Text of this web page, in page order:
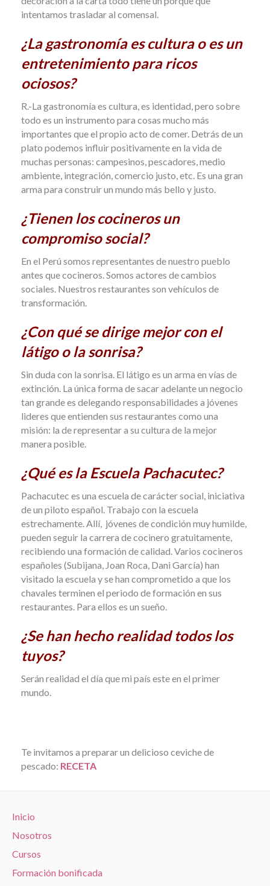
intentamos trasladar al comensal.
¿La gastronomía es cultura o es un
entretenimiento para ricos
ociosos?
R.-La gastronomía es cultura, es identidad, pero sobre
todo es un instrumento para cosas mucho más
importantes que el propio acto de comer. Detrás de un
plato podemos influir positivamente en la vida de
muchas personas: campesinos, pescadores, medio
ambiente, integración, comercio justo, etc. Es una gran
arma para construir un mundo más bello y justo.
¿Tienen los cocineros un
compromiso social?
En el Perú somos representantes de nuestro pueblo
antes que cocineros. Somos actores de cambios
sociales. Nuestros restaurantes son vehículos de
transformación.
¿Con qué se dirige mejor con el
látigo o la sonrisa?
Sin duda con la sonrisa. El látigo es un arma en vías de
extinción. La única forma de sacar adelante un negocio
tan grande es delegando responsabilidades a jóvenes
lideres que entienden sus restaurantes como una
misión: la de representar a su cultura de la mejor
manera posible.
¿Qué es la Escuela Pachacutec?
Pachacutec es una escuela de carácter social, iniciativa
de un piloto español. Trabajo con la escuela
estrechamente. Allí, jóvenes de condición muy humilde,
pueden seguir la carrera de cocinero gratuitamente,
recibiendo una formación de calidad. Varios cocineros
españoles (Subijana, Joan Roca, Dani García) han
visitado la escuela y se han comprometido a que los
chavales terminen el periodo de formación en sus
restaurantes. Para ellos es un sueño.
¿Se han hecho realidad todos los
tuyos?
Serán realidad el día que mi país este en el primer
mundo.
Te invitamos a preparar un delicioso ceviche de
pescado: RECETA
Inicio
Nosotros
Cursos
Formación bonificada